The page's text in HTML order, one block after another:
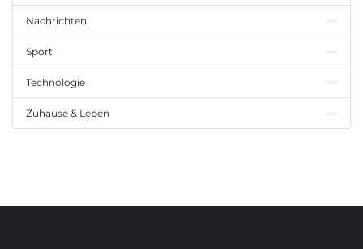
Nachrichten
Sport
Technologie
Zuhause & Leben